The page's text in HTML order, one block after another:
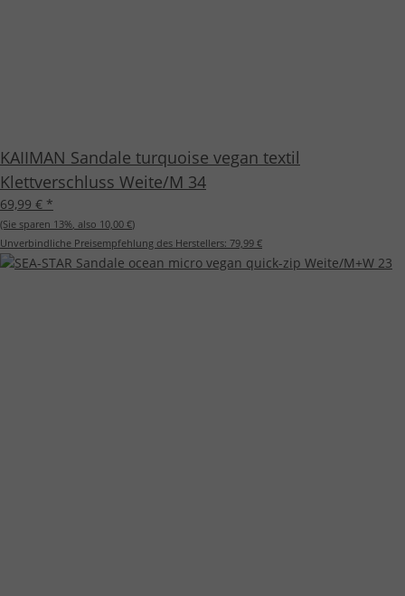
KAIIMAN Sandale turquoise vegan textil
Klettverschluss Weite/M 34
69,99 € *
(Sie sparen 13%, also 10,00 €)
Unverbindliche Preisempfehlung des Herstellers: 79,99 €